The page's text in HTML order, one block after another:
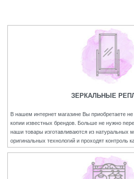
ЗЕРКАЛЬНЫЕ
В нашем интернет магазине Вы приобретаете
копии известных брендов. Больше не нужно
наши товары изготавливаются из натуральных
оригинальных технологий и проходят контроль